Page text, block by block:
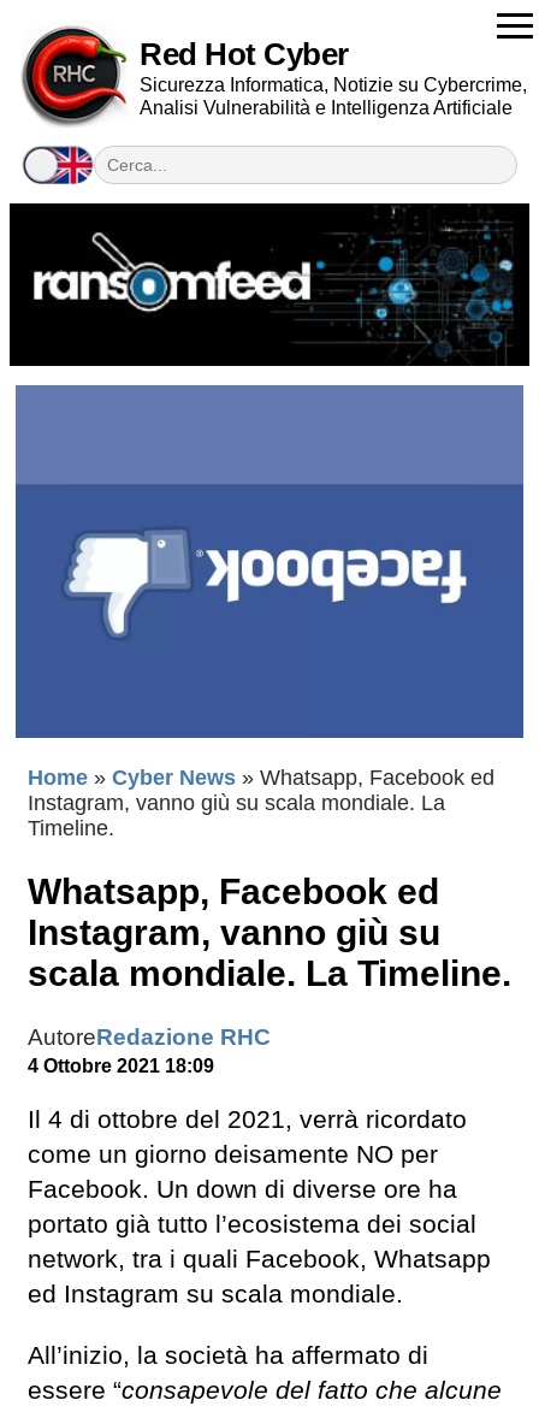
Red Hot Cyber
Sicurezza Informatica, Notizie su Cybercrime,
Analisi Vulnerabilità e Intelligenza Artificiale
Home » Cyber News » Whatsapp, Facebook ed
Instagram, vanno giù su scala mondiale. La
Timeline.
Whatsapp, Facebook ed
Instagram, vanno giù su
scala mondiale. La Timeline.
AutoreRedazione RHC
4 Ottobre 2021 18:09
Il 4 di ottobre del 2021, verrà ricordato
come un giorno deisamente NO per
Facebook. Un down di diverse ore ha
portato già tutto l’ecosistema dei social
network, tra i quali Facebook, Whatsapp
ed Instagram su scala mondiale.
All’inizio, la società ha affermato di
essere “consapevole del fatto che alcune